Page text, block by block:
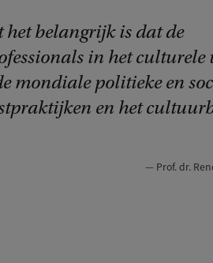
belangrijk is dat de
in het culturele
mondiale politieke en
en het
Prof. dr.